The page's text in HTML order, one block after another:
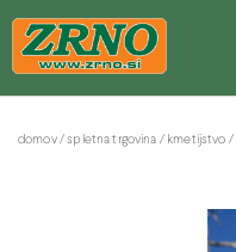
POTREBUJETE POMOČ PRI SPLETNEM
domov /spletna trgovina / kmetijstvo /